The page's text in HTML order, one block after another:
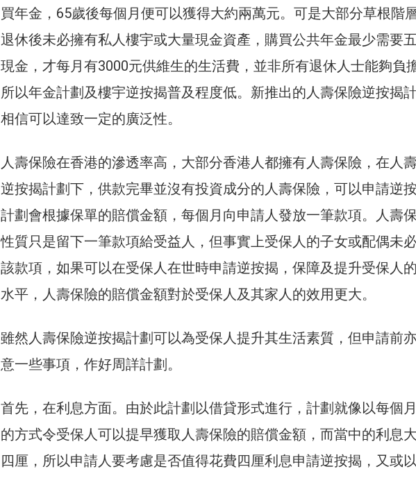
買年金，65歲後每個月便可以獲得大約兩萬元。可是大部分草根階
退休後未必擁有私人樓宇或大量現金資產，購買公共年金最少需要
現金，才每月有3000元供維生的生活費，並非所有退休人士能夠負
所以年金計劃及樓宇逆按揭普及程度低。新推出的人壽保險逆按揭計
相信可以達致一定的廣泛性。
人壽保險在香港的滲透率高，大部分香港人都擁有人壽保險，在人
逆按揭計劃下，供款完畢並沒有投資成分的人壽保險，可以申請逆按
計劃會根據保單的賠償金額，每個月向申請人發放一筆款項。人壽
性質只是留下一筆款項給受益人，但事實上受保人的子女或配偶未
該款項，如果可以在受保人在世時申請逆按揭，保障及提升受保人
水平，人壽保險的賠償金額對於受保人及其家人的效用更大。
雖然人壽保險逆按揭計劃可以為受保人提升其生活素質，但申請前
意一些事項，作好周詳計劃。
首先，在利息方面。由於此計劃以借貸形式進行，計劃就像以每個
的方式令受保人可以提早獲取人壽保險的賠償金額，而當中的利息
四厘，所以申請人要考慮是否值得花費四厘利息申請逆按揭，又或